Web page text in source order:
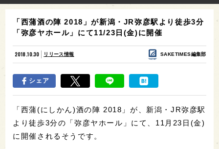
「西蒲酒の陣 2018」が新潟・JR弥彦駅より徒歩3分
「弥彦ヤホール」にて11/23日(金)に開催
2018.10.30 リリース情報 SAKETIMES編集部
シェア
「西蒲(にしかん)酒の陣 2018」が、新潟・JR弥彦駅
より徒歩3分の「弥彦ヤホール」にて、11月23日(金)
に開催されるそうです。